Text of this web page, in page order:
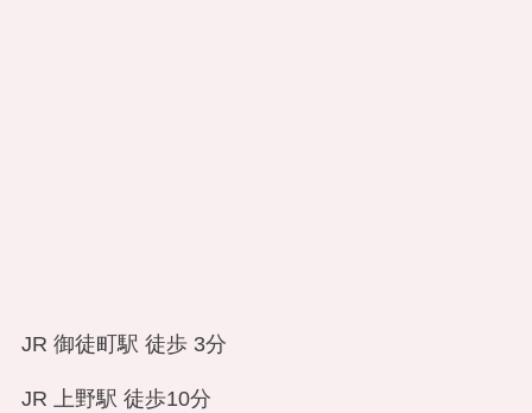
JR 御徒町駅 徒歩 3分
JR 上野駅 徒歩10分